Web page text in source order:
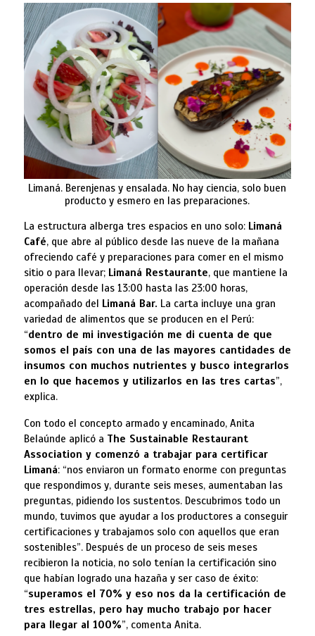
Limaná. Berenjenas y ensalada. No hay ciencia, solo buen
producto y esmero en las preparaciones.
La estructura alberga tres espacios en uno solo: Limaná
Café, que abre al público desde las nueve de la mañana
ofreciendo café y preparaciones para comer en el mismo
sitio o para llevar; Limaná Restaurante, que mantiene la
operación desde las 13:00 hasta las 23:00 horas,
acompañado del Limaná Bar. La carta incluye una gran
variedad de alimentos que se producen en el Perú:
“dentro de mi investigación me di cuenta de que
somos el país con una de las mayores cantidades de
insumos con muchos nutrientes y busco integrarlos
en lo que hacemos y utilizarlos en las tres cartas”,
explica.
Con todo el concepto armado y encaminado, Anita
Belaúnde aplicó a The Sustainable Restaurant
Association y comenzó a trabajar para certificar
Limaná: “nos enviaron un formato enorme con preguntas
que respondimos y, durante seis meses, aumentaban las
preguntas, pidiendo los sustentos. Descubrimos todo un
mundo, tuvimos que ayudar a los productores a conseguir
certificaciones y trabajamos solo con aquellos que eran
sostenibles”. Después de un proceso de seis meses
recibieron la noticia, no solo tenían la certificación sino
que habían logrado una hazaña y ser caso de éxito:
“superamos el 70% y eso nos da la certificación de
tres estrellas, pero hay mucho trabajo por hacer
para llegar al 100%”, comenta Anita.